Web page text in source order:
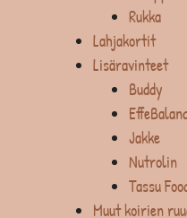
Rukka
Lahjakortit
Lisäravinteet
Buddy
Jakke
Nutrolin
Tassu
Muut koirien